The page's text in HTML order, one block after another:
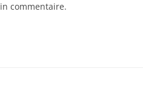
commentaire.